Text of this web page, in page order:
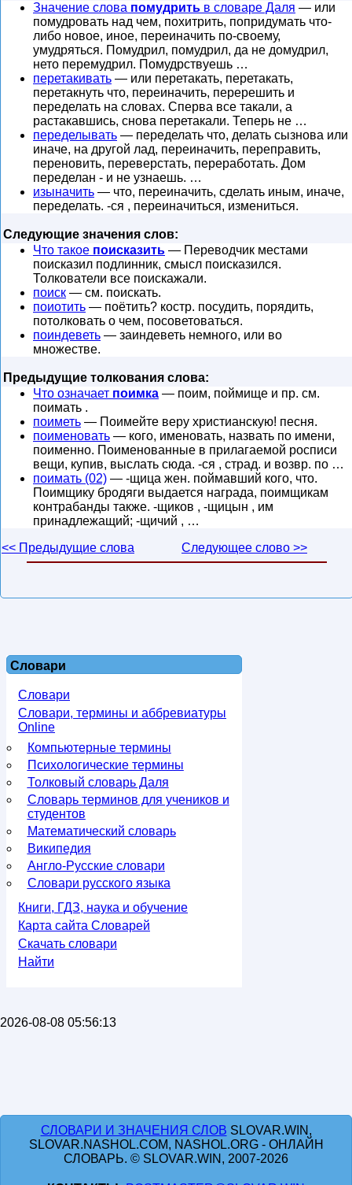
Значение слова помудрить в словаре Даля — или
помудровать над чем, похитрить, попридумать что-
либо новое, иное, переиначить по-своему,
умудряться. Помудрил, помудрил, да не домудрил,
нето перемудрил. Помудрствуешь …
перетакивать — или перетакать, перетакать,
перетакнуть что, переиначить, перерешить и
переделать на словах. Сперва все такали, а
растакавшись, снова перетакали. Теперь не …
переделывать — переделать что, делать сызнова или
иначе, на другой лад, переиначить, переправить,
переновить, переверстать, переработать. Дом
переделан - и не узнаешь. …
изыначить — что, переиначить, сделать иным, иначе,
переделать. -ся , переиначиться, измениться.
Следующие значения слов:
Что такое поисказить — Переводчик местами
поисказил подлинник, смысл поисказился.
Толкователи все поискажали.
поиск — см. поискать.
поиотить — поётить? костр. посудить, порядить,
потолковать о чем, посоветоваться.
поиндеветь — заиндеветь немного, или во
множестве.
Предыдущие толкования слова:
Что означает поимка — поим, поймище и пр. см.
поимать .
поиметь — Поимейте веру христианскую! песня.
поименовать — кого, именовать, назвать по имени,
поименно. Поименованные в прилагаемой росписи
вещи, купив, выслать сюда. -ся , страд. и возвр. по …
поимать (02) — -щица жен. поймавший кого, что.
Поимщику бродяги выдается награда, поимщикам
контрабанды также. -щиков , -щицын , им
принадлежащий; -щичий , …
<< Предыдущие слова
Следующее слово >>
Словари
Словари
Словари, термины и аббревиатуры
Online
Компьютерные термины
Психологические термины
Толковый словарь Даля
Словарь терминов для учеников и
студентов
Математический словарь
Википедия
Англо-Русские словари
Словари русского языка
Книги, ГДЗ, наука и обучение
Карта сайта Словарей
Скачать словари
Найти
2026-08-08 05:56:13
СЛОВАРИ И ЗНАЧЕНИЯ СЛОВ SLOVAR.WIN,
SLOVAR.NASHOL.COM, NASHOL.ORG - ОНЛАЙН
СЛОВАРЬ. © SLOVAR.WIN, 2007-2026